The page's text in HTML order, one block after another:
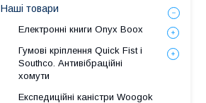
Наші товари
Електронні книги Onyx Boox
Гумові кріплення Quick Fist і
Southco. Антивібраційні
хомути
Експедиційні каністри Woogok